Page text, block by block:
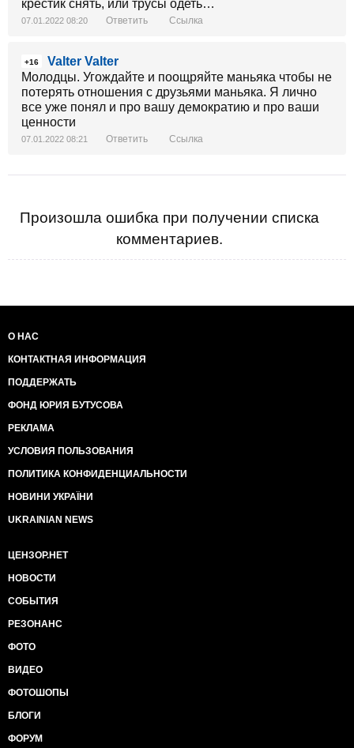
крестик снять, или трусы одеть…
07.01.2022 08:20 Ответить Ссылка
+16
Valter Valter
Молодцы. Угождайте и поощряйте маньяка чтобы не
потерять отношения с друзьями маньяка. Я лично
все уже понял и про вашу демократию и про ваши
ценности
07.01.2022 08:21 Ответить Ссылка
Произошла ошибка при получении списка
комментариев.
О НАС
КОНТАКТНАЯ ИНФОРМАЦИЯ
ПОДДЕРЖАТЬ
ФОНД ЮРИЯ БУТУСОВА
РЕКЛАМА
УСЛОВИЯ ПОЛЬЗОВАНИЯ
ПОЛИТИКА КОНФИДЕНЦИАЛЬНОСТИ
НОВИНИ УКРАЇНИ
UKRAINIAN NEWS
ЦЕНЗОР.НЕТ
НОВОСТИ
СОБЫТИЯ
РЕЗОНАНС
ФОТО
ВИДЕО
ФОТОШОПЫ
БЛОГИ
ФОРУМ